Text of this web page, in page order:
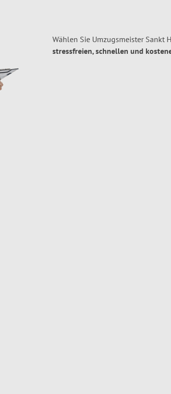
Wählen Sie Umzugsmeister Sankt
stressfreien, schnellen und